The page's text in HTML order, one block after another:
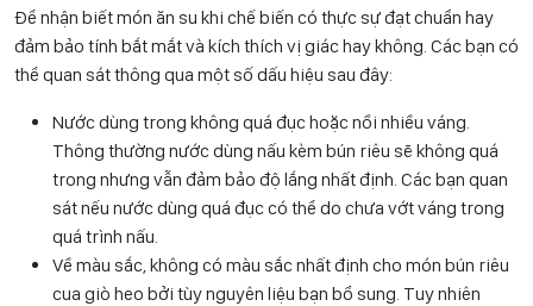
Để nhận biết món ăn su khi chế biến có thực sự đạt chuẩn hay
đảm bảo tính bắt mắt và kích thích vị giác hay không. Các bạn có
thể quan sát thông qua một số dấu hiệu sau đây:
Nước dùng trong không quá đục hoặc nồi nhiều váng.
Thông thường nước dùng nấu kèm bún riêu sẽ không quá
trong nhưng vẫn đảm bảo độ lắng nhất định. Các bạn quan
sát nếu nước dùng quá đục có thể do chưa vớt váng trong
quá trình nấu.
Về màu sắc, không có màu sắc nhất định cho món bún riêu
cua giò heo bởi tùy nguyên liệu bạn bổ sung. Tuy nhiên